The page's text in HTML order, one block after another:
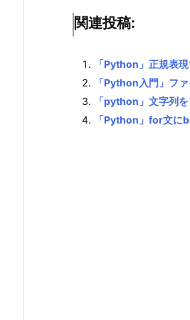
関連投稿:
「Python」正規表
「Python入門」フ
「python」文字列
「Python」for文に